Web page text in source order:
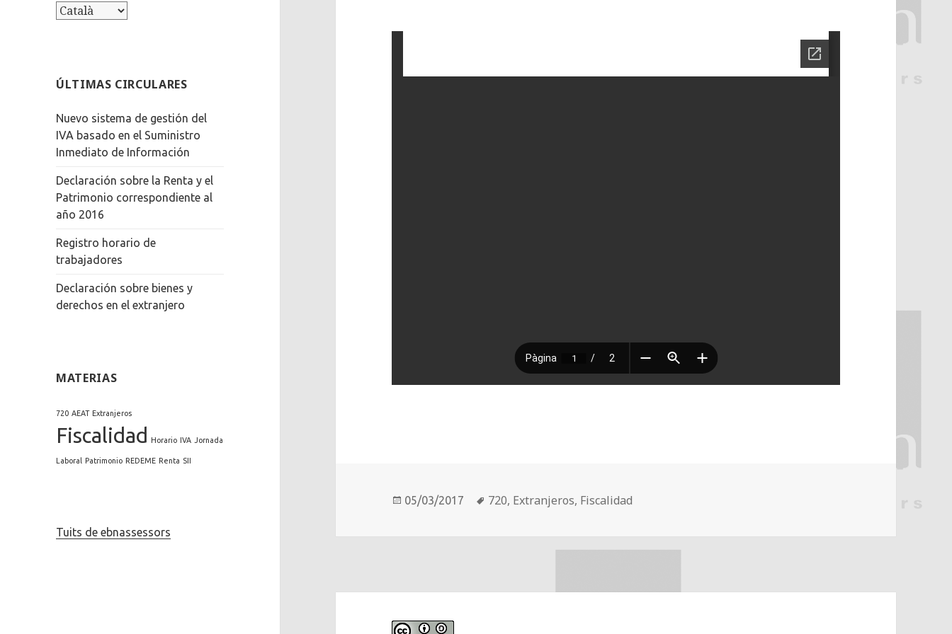
Escull
ÚLTIMAS CIRCULARES
Nuevo sistema de gestión del
IVA basado en el Suministro
Inmediato de Información
Declaración sobre la Renta y el
Patrimonio correspondiente al
año 2016
Registro horario de
trabajadores
Declaración sobre bienes y
derechos en el extranjero
MATERIAS
720 AEAT Extranjeros
Fiscalidad Horario IVA Jornada
Laboral Patrimonio REDEME Renta SII
Tuits de ebnassessors
Publicado
05/03/2017 Etiquetas
720, Extranjeros, Fiscalidad